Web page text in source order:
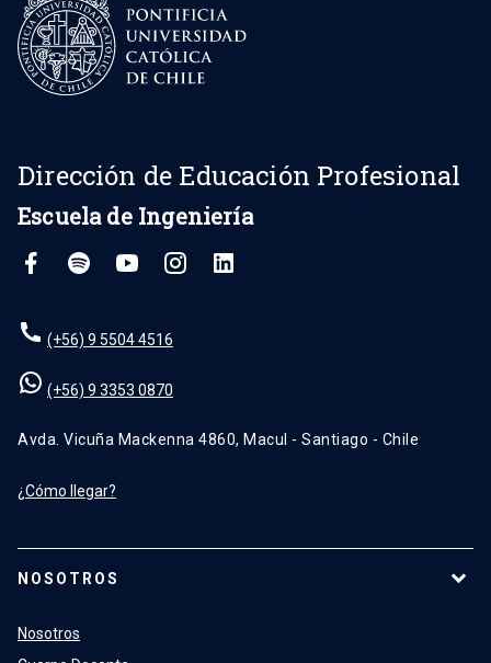
Dirección de Educación Profesional
Escuela de Ingeniería
(+56) 9 5504 4516
(+56) 9 3353 0870
Avda. Vicuña Mackenna 4860, Macul - Santiago - Chile
¿Cómo llegar?
NOSOTROS
Nosotros